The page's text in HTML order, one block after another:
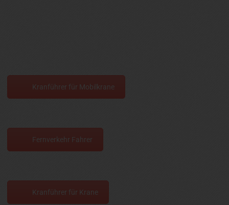
Kranführer für Mobilkrane
Fernverkehr Fahrer
Kranführer für Krane